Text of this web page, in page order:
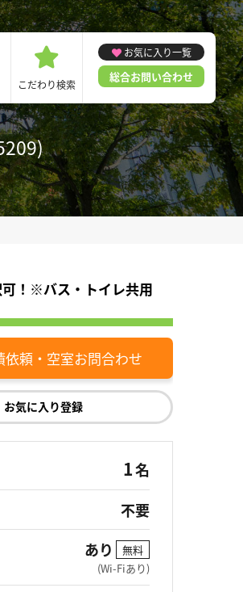
こだわり検索
お気に入り一覧
総合お問い合わせ
！※バス・トイレ共用
依頼・空室お問合わせ
お気に入り登録
1名
不要
あり
無料
(Wi-Fiあり)